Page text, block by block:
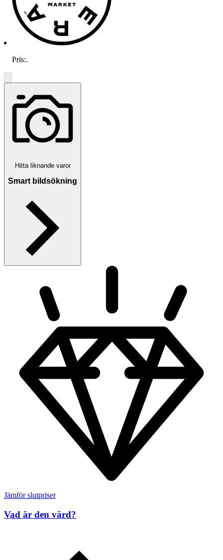
Pris:.
Hitta liknande varor
Smart bildsökning
Jämför slutpriser
Vad är den värd?